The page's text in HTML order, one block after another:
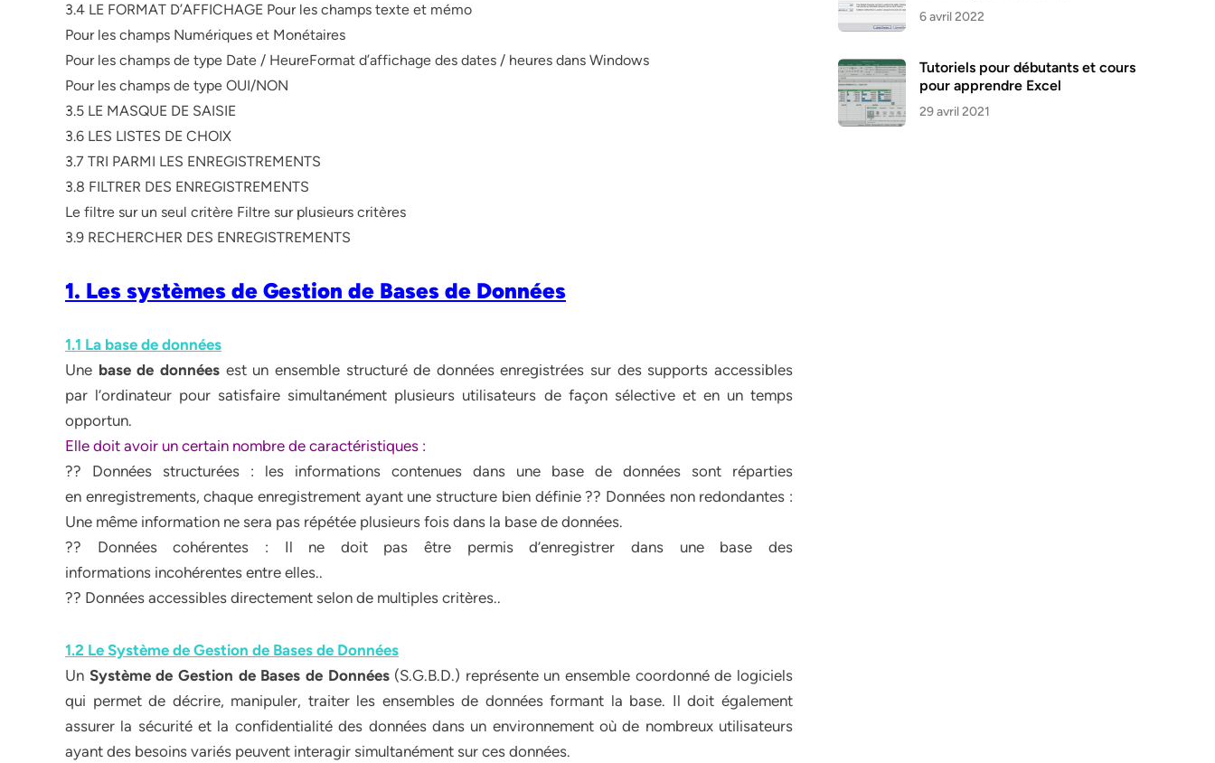
3.4 LE FORMAT D’AFFICHAGE Pour les champs texte et mémo
Pour les champs Numériques et Monétaires
Pour les champs de type Date / HeureFormat d’affichage des dates / heures dans Windows
Pour les champs de type OUI/NON
3.5 LE MASQUE DE SAISIE
3.6 LES LISTES DE CHOIX
3.7 TRI PARMI LES ENREGISTREMENTS
3.8 FILTRER DES ENREGISTREMENTS
Le filtre sur un seul critère Filtre sur plusieurs critères
3.9 RECHERCHER DES ENREGISTREMENTS
1. Les systèmes de Gestion de Bases de Données
1.1 La base de données
Une base de donnéesest un ensemble structuré de données enregistrées sur des supports accessibles
par l’ordinateur pour satisfaire simultanément plusieurs utilisateurs de façon sélective et en un temps
opportun.
Elle doit avoir un certain nombre de caractéristiques :
?? Données structurées : les informations contenues dans une base de données sont réparties
en enregistrements, chaque enregistrement ayant une structure bien définie ?? Données non redondantes :
Une même information ne sera pas répétée plusieurs fois dans la base de données.
?? Données cohérentes : Il ne doit pas être permis d’enregistrer dans une base des
informations incohérentes entre elles..
?? Données accessibles directement selon de multiples critères..
1.2 Le Système de Gestion de Bases de Données
Un Système de Gestion de Bases de Données(S.G.B.D.) représente un ensemble coordonné de logiciels
qui permet de décrire, manipuler, traiter les ensembles de données formant la base. Il doit également
assurer la sécurité et la confidentialité des données dans un environnement où de nombreux utilisateurs
ayant des besoins variés peuvent interagir simultanément sur ces données.
6 avril 2022
Tutoriels pour débutants et cours
pour apprendre Excel
29 avril 2021